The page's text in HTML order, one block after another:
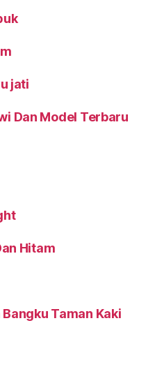
jati
Dan Model Terbaru
Hitam
Taman Kaki